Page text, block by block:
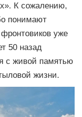
К сожалению,
понимают
уже
50 назад
с живой памятью
жизни.